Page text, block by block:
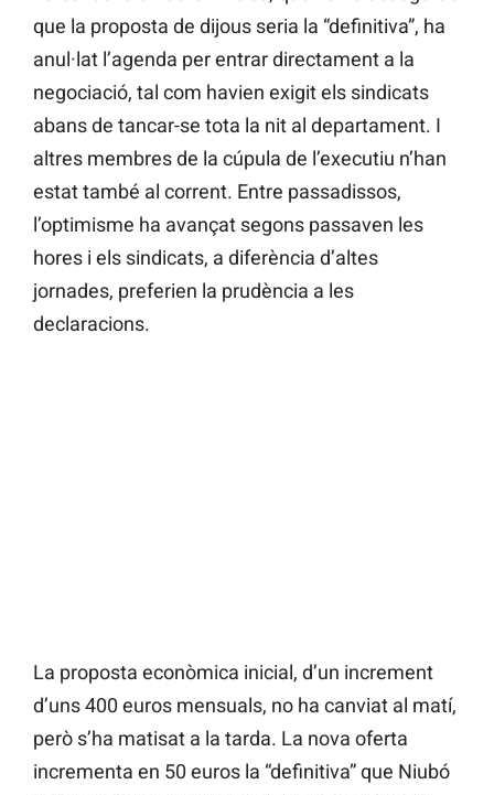
que la proposta de dijous seria la “definitiva”, ha
anul·lat l’agenda per entrar directament a la
negociació, tal com havien exigit els sindicats
abans de tancar-se tota la nit al departament. I
altres membres de la cúpula de l’executiu n’han
estat també al corrent. Entre passadissos,
l’optimisme ha avançat segons passaven les
hores i els sindicats, a diferència d’altes
jornades, preferien la prudència a les
declaracions.
La proposta econòmica inicial, d’un increment
d’uns 400 euros mensuals, no ha canviat al matí,
però s’ha matisat a la tarda. La nova oferta
incrementa en 50 euros la “definitiva” que Niubó